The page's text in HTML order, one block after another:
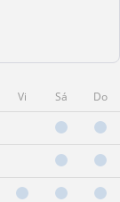
Vi Sá Do